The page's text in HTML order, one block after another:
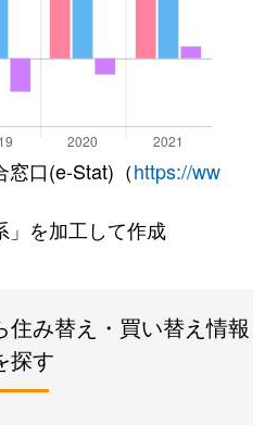
窓口(e-Stat)（https://ww
」を加工して作成
み替え・買い替え情報
探す